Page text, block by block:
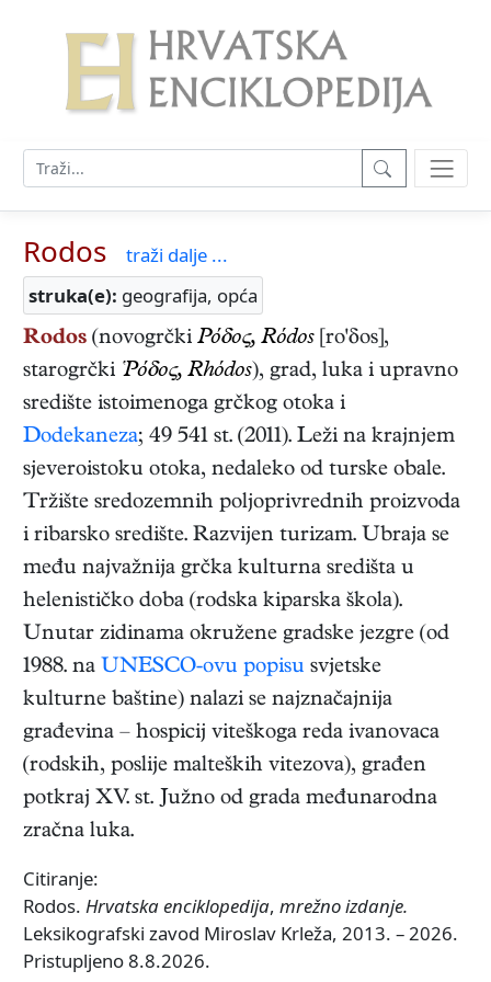
Rodos
traži dalje ...
struka(e): geografija, opća
Rodos (novogrčki Ρόδος, Ródos [ro'δos],
starogrčki Ῥόδος, Rhódos), grad, luka i upravno
središte istoimenoga grčkog otoka i
Dodekaneza; 49 541 st. (2011). Leži na krajnjem
sjeveroistoku otoka, nedaleko od turske obale.
Tržište sredozemnih poljoprivrednih proizvoda
i ribarsko središte. Razvijen turizam. Ubraja se
među najvažnija grčka kulturna središta u
helenističko doba (rodska kiparska škola).
Unutar zidinama okružene gradske jezgre (od
1988. na UNESCO-ovu popisu svjetske
kulturne baštine) nalazi se najznačajnija
građevina – hospicij viteškoga reda ivanovaca
(rodskih, poslije malteških vitezova), građen
potkraj XV. st. Južno od grada međunarodna
zračna luka.
Citiranje:
Rodos. Hrvatska enciklopedija, mrežno izdanje.
Leksikografski zavod Miroslav Krleža, 2013. – 2026.
Pristupljeno 8.8.2026.